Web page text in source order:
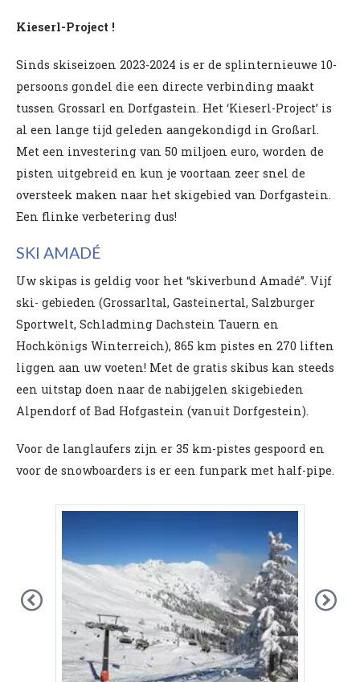
Kieserl-Project !
Sinds skiseizoen 2023-2024 is er de splinternieuwe 10-
persoons gondel die een directe verbinding maakt
tussen Grossarl en Dorfgastein. Het ‘Kieserl-Project’ is
al een lange tijd geleden aangekondigd in Großarl.
Met een investering van 50 miljoen euro, worden de
pisten uitgebreid en kun je voortaan zeer snel de
oversteek maken naar het skigebied van Dorfgastein.
Een flinke verbetering dus!
SKI AMADÉ
Uw skipas is geldig voor het “skiverbund Amadé”. Vijf
ski- gebieden (Grossarltal, Gasteinertal, Salzburger
Sportwelt, Schladming Dachstein Tauern en
Hochkönigs Winterreich), 865 km pistes en 270 liften
liggen aan uw voeten! Met de gratis skibus kan steeds
een uitstap doen naar de nabijgelen skigebieden
Alpendorf of Bad Hofgastein (vanuit Dorfgestein).
Voor de langlaufers zijn er 35 km-pistes gespoord en
voor de snowboarders is er een funpark met half-pipe.
Previous